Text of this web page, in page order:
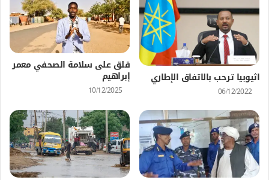
اثيوبيا ترحب بالاتفاق الإطاري
06/12/2022
قلق على سلامة الصحفي معمر
إبراهيم
10/12/2025